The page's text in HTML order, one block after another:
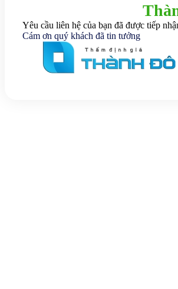
Yêu cầu liên hệ của bạn đã được tiếp
Cám ơn quý khách đã tin tưởng